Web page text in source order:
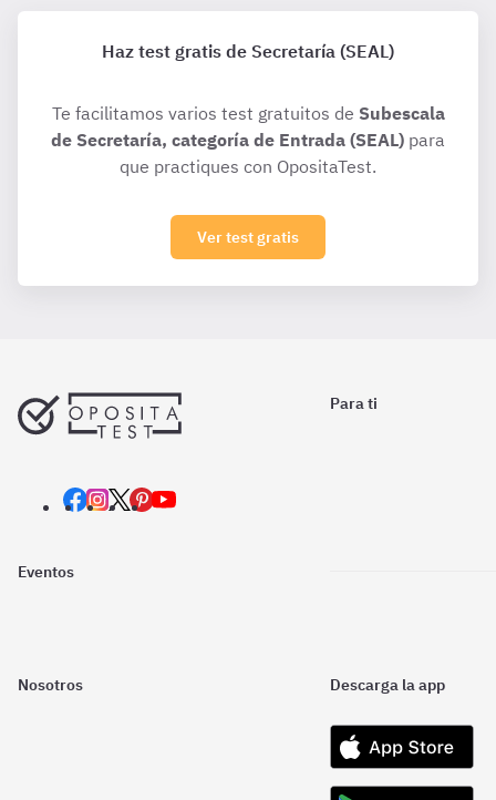
Haz test gratis de Secretaría (SEAL)
Te facilitamos varios test gratuitos de Subescala
de Secretaría, categoría de Entrada (SEAL) para
que practiques con OpositaTest.
Ver test gratis
Para ti
Eventos
Nosotros Descarga la app